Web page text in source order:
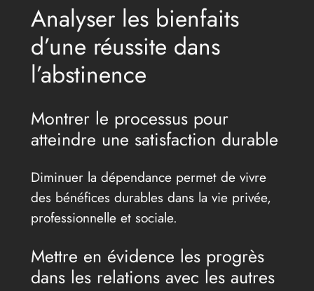
Analyser les bienfaits
d’une réussite dans
l’abstinence
Montrer le processus pour
atteindre une satisfaction durable
Diminuer la dépendance permet de vivre
des bénéfices durables dans la vie privée,
professionnelle et sociale.
Mettre en évidence les progrès
dans les relations avec les autres